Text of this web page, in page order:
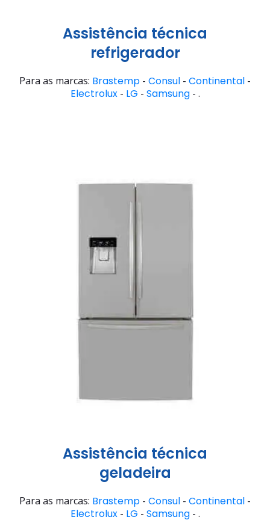
Assistência técnica
refrigerador
Para as marcas: Brastemp - Consul - Continental -
Electrolux- LG - Samsung- .
Assistência técnica
geladeira
Para as marcas: Brastemp - Consul - Continental -
Electrolux- LG - Samsung- .